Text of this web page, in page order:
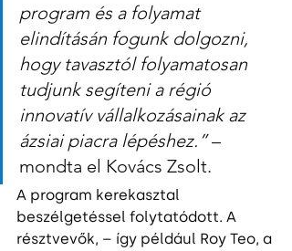
program és a folyamat
elindításán fogunk dolgozni,
hogy tavasztól folyamatosan
tudjunk segíteni a régió
innovatív vállalkozásainak az
ázsiai piacra lépéshez.” –
mondta el Kovács Zsolt.
A program kerekasztal
beszélgetéssel folytatódott. A
résztvevők, – így például Roy Teo, a